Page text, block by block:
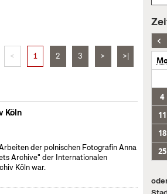
< 1 2 3 > >|
Köln
der polnischen Fotografin Anna
Archive" der Internationalen
Köln war.
4
11
18
25